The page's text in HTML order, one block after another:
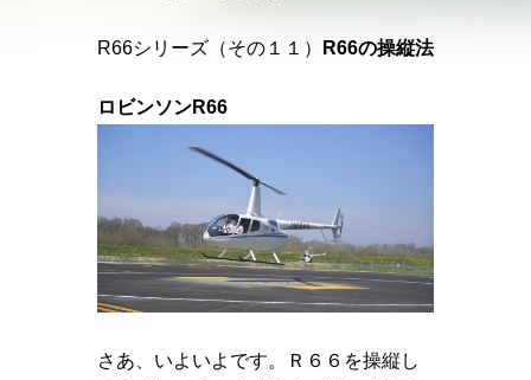
R66シリーズ（その１１） R66の操縦法
ロビンソンR66
さあ、いよいよです。Ｒ６６を操縦し